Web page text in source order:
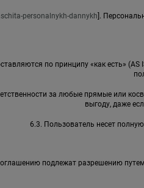
personalnykh-dannykh].
по принципу «как есть»
за любые прямые или
выгоду, даже
6.3. Пользователь несет
подлежат разрешению